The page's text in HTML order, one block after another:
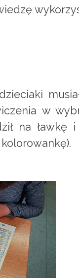
w
na ławkę